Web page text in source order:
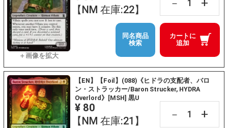
【NM 在庫:22】
－
カートに
追加
同名商品
検索
【EN】【Foil】(088)《ヒドラの支配者、バロ
ン・ストラッカー/Baron Strucker, HYDRA
Overlord》[MSH] 黒U
¥ 80
【NM 在庫:21】
－ +